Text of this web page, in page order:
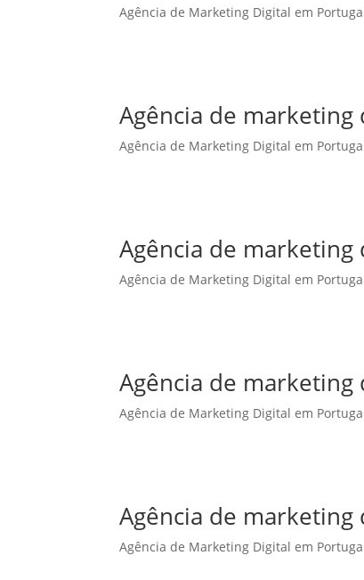
Agência de Marketing Digital em
Agência de
Agência de Marketing Digital em
Agência de
Agência de Marketing Digital em
Agência de
Agência de Marketing Digital em
Agência de
Agência de Marketing Digital em